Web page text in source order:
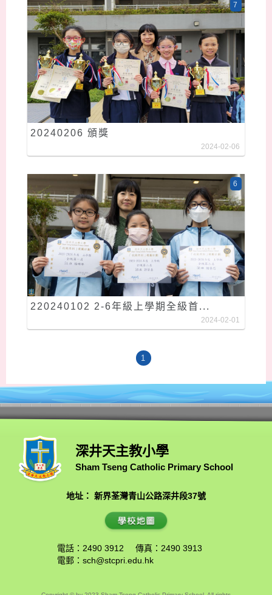
20240206 頒獎
7
2024-02-06
220240102 2-6年級上學期全級首...
6
2024-02-01
1
深井天主教小學
Sham Tseng Catholic Primary School
地址： 新界荃灣青山公路深井段37號
電話：2490 3912
傳真：2490 3913
電郵： sch@stcpri.edu.hk